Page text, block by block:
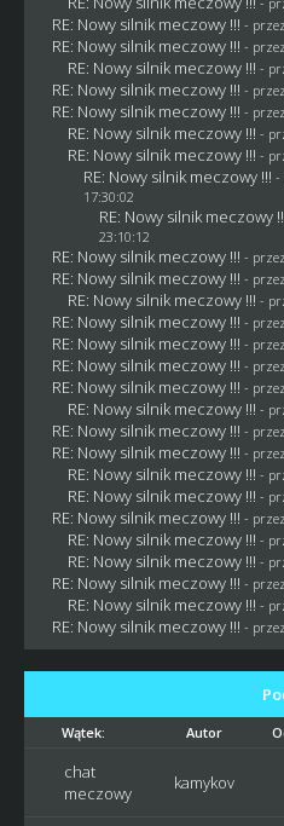
RE: Nowy silnik meczowy !!! - przez
RE: Nowy silnik meczowy !!! - przez
RE: Nowy silnik meczowy !!! -
RE: Nowy silnik meczowy !!! - przez
RE: Nowy silnik meczowy !!! - przez
RE: Nowy silnik meczowy !!! -
RE: Nowy silnik meczowy !!! -
RE: Nowy silnik meczowy !!! -
17:30:02
RE: Nowy silnik meczowy
23:10:12
RE: Nowy silnik meczowy !!! - przez
RE: Nowy silnik meczowy !!! - przez
RE: Nowy silnik meczowy !!! -
RE: Nowy silnik meczowy !!! - przez
RE: Nowy silnik meczowy !!! - przez
RE: Nowy silnik meczowy !!! - przez
RE: Nowy silnik meczowy !!! - przez
RE: Nowy silnik meczowy !!! -
RE: Nowy silnik meczowy !!! - przez
RE: Nowy silnik meczowy !!! - przez
RE: Nowy silnik meczowy !!! -
RE: Nowy silnik meczowy !!! -
RE: Nowy silnik meczowy !!! - przez
RE: Nowy silnik meczowy !!! -
RE: Nowy silnik meczowy !!! -
RE: Nowy silnik meczowy !!! - przez
RE: Nowy silnik meczowy !!! -
RE: Nowy silnik meczowy !!! - przez
Wątek: Autor
chat
meczowy
kamykov